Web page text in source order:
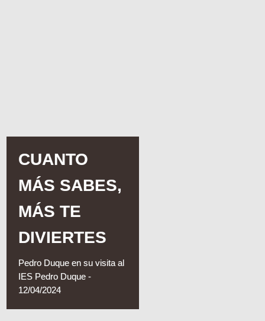
CUANTO
MÁS SABES,
MÁS TE
DIVIERTES
Pedro Duque en su visita al
IES Pedro Duque -
12/04/2024